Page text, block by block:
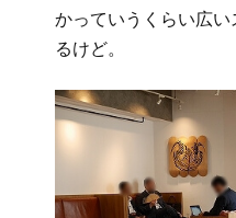
かっていうくらい広
るけど。